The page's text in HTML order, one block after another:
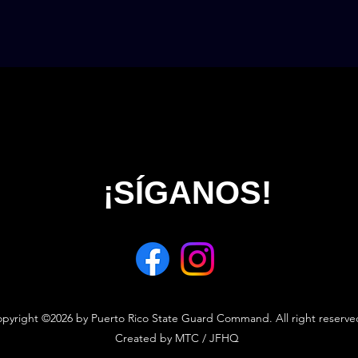
¡SÍGANOS!
©2026 by Puerto Rico State Guard Command. All right
Created by MTC / JFHQ